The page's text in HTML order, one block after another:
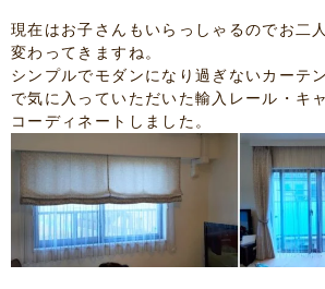
現在はお子さんもいらっしゃるのでお二
変わってきますね。
シンプルでモダンになり過ぎないカーテ
で気に入っていただいた輸入レール・キ
コーディネートしました。